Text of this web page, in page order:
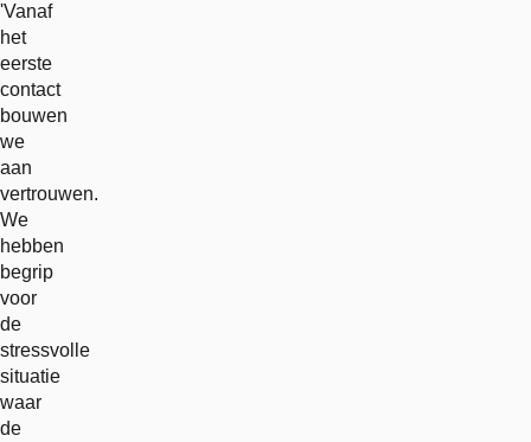
'Vanaf
het
eerste
contact
bouwen
we
aan
vertrouwen.
We
hebben
begrip
voor
de
stressvolle
situatie
waar
de